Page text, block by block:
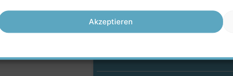
Akzeptieren
Du suchst eine Erzieher
Neuwied oder einen Kita
MEHR ERFAHREN